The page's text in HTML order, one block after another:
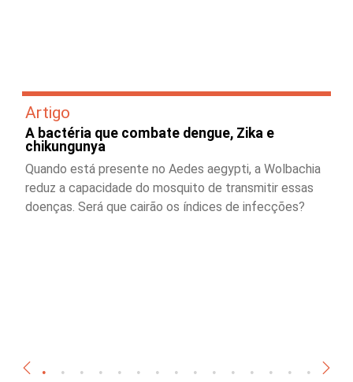
Artigo
A bactéria que combate dengue, Zika e
chikungunya
Quando está presente no Aedes aegypti, a Wolbachia
reduz a capacidade do mosquito de transmitir essas
doenças. Será que cairão os índices de infecções?